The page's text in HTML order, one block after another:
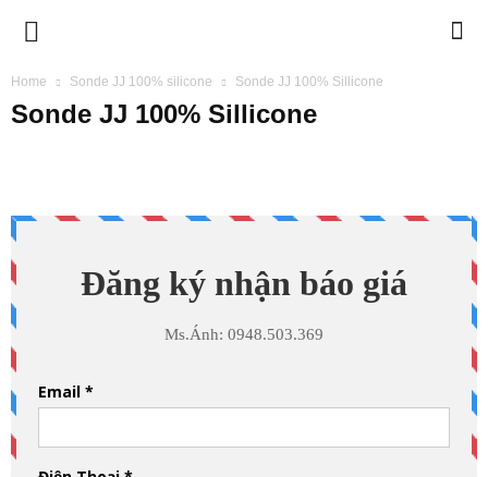
BIMETECH
Home Sonde JJ 100% silicone Sonde JJ 100% Sillicone
Sonde JJ 100% Sillicone